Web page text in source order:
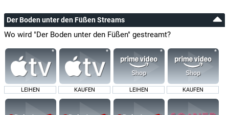
Der Boden unter den Füßen Streams
Wo wird "Der Boden unter den Füßen" gestreamt?
LEIHEN KAUFEN LEIHEN KAUFEN